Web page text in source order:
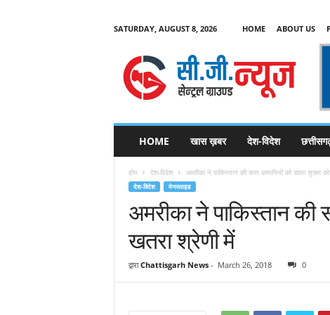
SATURDAY, AUGUST 8, 2026 HOME ABOUT US
C
HOME खास ख़बर देश-विदेश
होम देश-विदेश अमरीका ने पाकिस्तान की सात कम्पनियों को डाला सुरक्षा
देश-विदेश मेनस्लाइड
अमरीका ने पाकिस्तान की
खतरा श्रेणी में
द्वारा Chattisgarh News- March 26, 2018 0